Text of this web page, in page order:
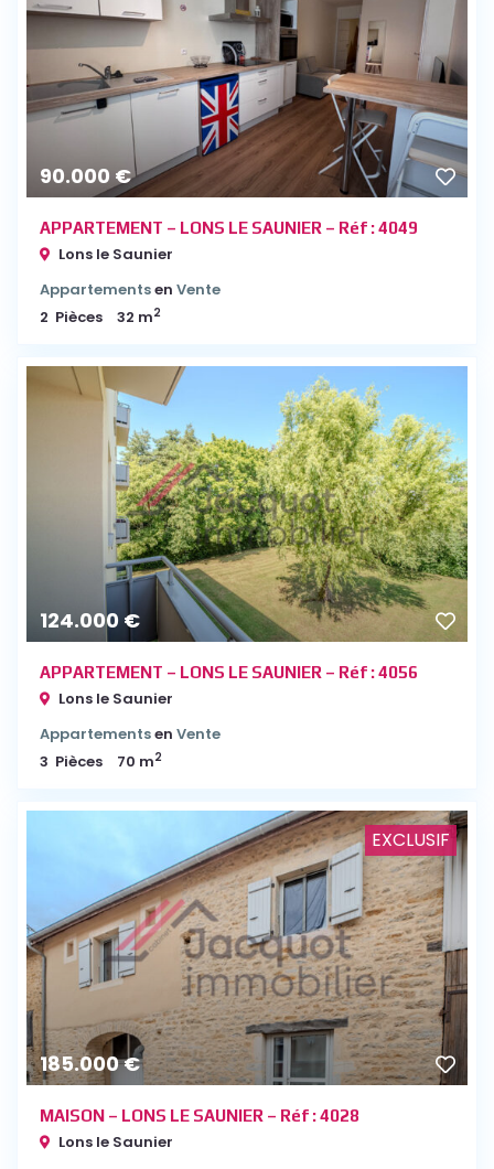
90.000 €
APPARTEMENT – LONS LE SAUNIER – Réf : 4049
Lons le Saunier
Appartementsen Vente
2 Pièces 32 m2
124.000 €
APPARTEMENT – LONS LE SAUNIER – Réf : 4056
Lons le Saunier
Appartementsen Vente
3 Pièces 70 m2
185.000 €
EXCLUSIF
MAISON – LONS LE SAUNIER – Réf : 4028
Lons le Saunier